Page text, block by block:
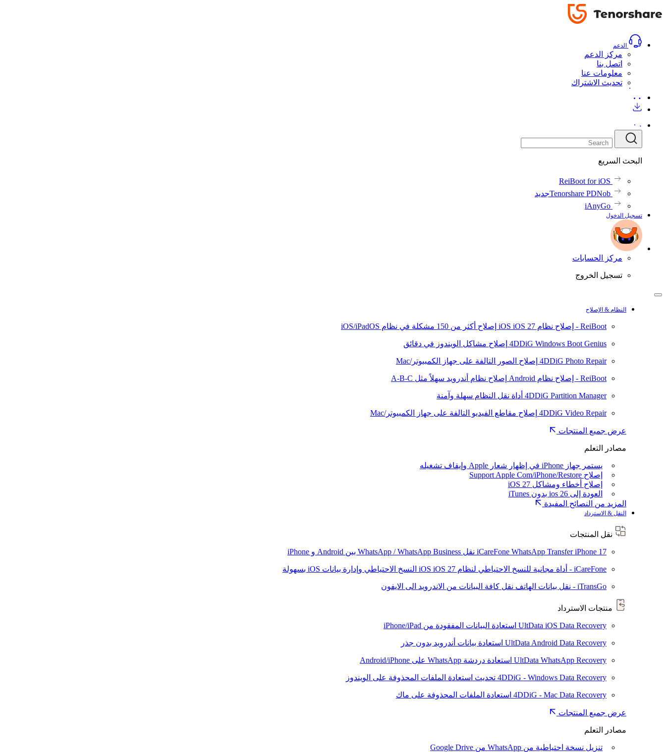
الدعم
مركز الدعم
اتصل بنا
معلومات عنا
تحديث الاشتراك
البحث السريع
ReiBoot for iOS
Tenorshare PDNobجديد
iAnyGo
تسجيل الدخول
مركز الحسابات
تسجيل الخروج
النظام & الإصلاح
ReiBoot - إصلاح نظام iOS iOS 27 إصلاح أكثر من 150 مشكلة في نظام iOS/iPadOS
4DDiG Windows Boot Genius إصلاح مشاكل الويندوز في دقائق
4DDiG Photo Repair إصلاح الصور التالفة على جهاز الكمبيوتر/Mac
ReiBoot - إصلاح نظام Android إصلاح نظام أندرويد سهلاً مثل A-B-C
4DDiG Partition Manager أداة نقل النظام سهلة وآمنة
4DDiG Video Repair إصلاح مقاطع الفيديو التالفة على جهاز الكمبيوتر/Mac
عرض جميع المنتجات
مصادر التعلم
يستمر جهاز iPhone في إظهار شعار Apple وإيقاف تشغيله
إصلاح Support Apple Com/iPhone/Restore
إصلاح أخطاء ومشاكل iOS 27
العودة إلى ios 26 بدون iTunes
المزيد من النصائح المفيدة
النقل & الاسترداد
نقل المنتجات
iCareFone WhatsApp TransferiPhone 17 نقل WhatsApp / WhatsApp Business بين Android و iPhone
iCareFone - أداة مجانية للنسخ الاحتياطي لنظام iOS iOS 27 النسخ الاحتياطي وإدارة بيانات iOS بسهولة
iTransGo - نقل بيانات الهاتف نقل كافة البيانات من الاندرويد الى الايفون
منتجات الاسترداد
UltData iOS Data Recovery استعادة البيانات المفقودة من iPhone/iPad
UltData Android Data Recovery استعادة بيانات أندرويد بدون جذر
UltData WhatsApp Recovery استعادة دردشة WhatsApp على Android/iPhone
4DDiG - Windows Data Recovery تحديث استعادة الملفات المحذوفة على الويندوز
4DDiG - Mac Data Recovery استعادة الملفات المحذوفة على ماك
عرض جميع المنتجات
مصادر التعلم
تنزيل نسخة احتياطية من WhatsApp من Google Drive